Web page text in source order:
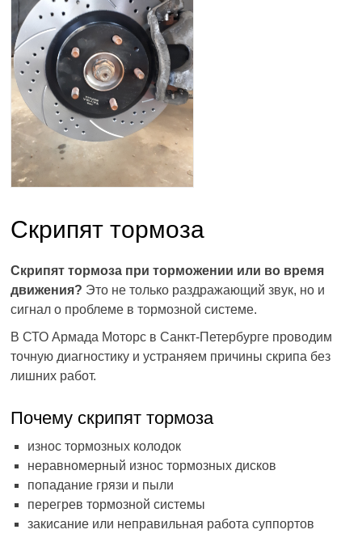
Скрипят тормоза
Скрипят тормоза при торможении или во время
движения? Это не только раздражающий звук, но и
сигнал о проблеме в тормозной системе.
В СТО Армада Моторс в Санкт-Петербурге проводим
точную диагностику и устраняем причины скрипа без
лишних работ.
Почему скрипят тормоза
износ тормозных колодок
неравномерный износ тормозных дисков
попадание грязи и пыли
перегрев тормозной системы
закисание или неправильная работа суппортов